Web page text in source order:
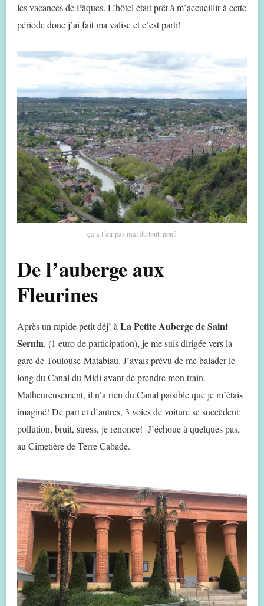
les vacances de Pâques. L’hôtel était prêt à m’accueillir à cette
période donc j’ai fait ma valise et c’est parti!
ça a l’air pas mal du tout, non?
De l’auberge aux
Fleurines
Après un rapide petit déj’ à La Petite Auberge de Saint
Sernin, (1 euro de participation), je me suis dirigée vers la
gare de Toulouse-Matabiau. J’avais prévu de me balader le
long du Canal du Midi avant de prendre mon train.
Malheureusement, il n’a rien du Canal paisible que je m’étais
imaginé! De part et d’autres, 3 voies de voiture se succèdent:
pollution, bruit, stress, je renonce! J’échoue à quelques pas,
au Cimetière de Terre Cabade.